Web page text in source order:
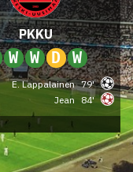
PKKU
W W D W
E. Lappalainen 79'
Jean
84'